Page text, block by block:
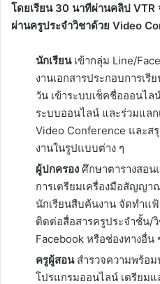
โดยเรียน 30 นาทีผ่านคลิป
ผ่านครูประจำวิชาด้วย Video
นักเรียนเข้ากลุ่ม Line/
งานเอกสารประกอบการเรี
วัน เข้าระบบเช็คชื่อออนไ
ระบบออนไลน์ และร่วมแล
Video Conference และส
งานในรูปแบบต่าง ๆ
ผู้ปกครอง ศึกษาตารางสอ
การเตรียมเครื่องมือสัญญ
นักเรียนสืบค้นงาน จัดทำแ
ติดต่อสื่อสารครูประจำชั้น/
Facebook หรือช่องทางอื่น
ครูผู้สอน สำรวจความพร้อ
โปรแกรมออนไลน์ เตรียม